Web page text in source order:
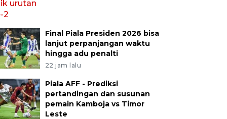
Final Piala Presiden 2026 bisa
lanjut perpanjangan waktu
hingga adu penalti
22 jam lalu
Piala AFF - Prediksi
pertandingan dan susunan
pemain Kamboja vs Timor
Leste